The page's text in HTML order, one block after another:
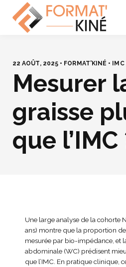
À
SE
22 AOÛT, 2025 • FORMAT'KINÉ • IMC
Mesurer
graisse
que l’IMC
Une large analyse de la cohorte
ans) montre que la proportion de
mesurée par bio-impédance, et
abdominale (WC) prédisent
que l’IMC. En pratique clinique,